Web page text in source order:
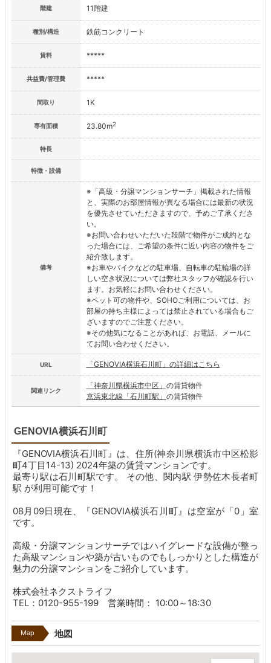
階建 11階建
種別/構造 鉄筋コンクリート
賃料 *****
共益費/管理費 *****
間取り 1K
専有面積 23.80m2
特長
特徴・設備
備考
※「高級・分譲マンションサーチ」掲載された情報
と、実際のお部屋情報が異なる場合には最新の状況
を優先させていただきますので、予めご了承くださ
い。
※お問い合わせいただいた段階で物件がご成約とな
った場合には、ご希望の条件に近い内容の物件をご
紹介致します。
※お車やバイクなどの駐車場、自転車の駐輪場の詳
しい空き状況については弊社スタッフが確認を行い
ます。お気軽にお問い合わせください。
※ペット可の物件や、SOHOご利用については、お
部屋の持ち主様によっては禁止されている場合もご
ざいますのでご注意ください。
※その他気になることがあれば、お電話、メールに
てお問い合わせください。
URL 「GENOVIA横浜石川町」の詳細はこちら
関連リンク
「神奈川県横浜市中区」 の賃貸物件
京浜東北線「石川町駅」 の賃貸物件
GENOVIA横浜石川町
『GENOVIA横浜石川町』は、住所(神奈川県横浜市中区松影
町4丁目14-13) 2024年築の賃貸マンションです。
最寄り駅は石川町駅です。 その他、関内駅 伊勢佐木長者町
駅 が利用可能です！
08月09日現在、『GENOVIA横浜石川町』は空室が「0」室
です。
高級・分譲マンションサーチではハイグレードな設備が整っ
た高級マンションや築が古いものでもしっかりとした構造が
魅力の分譲マンションをご紹介しています。
株式会社ネクストライフ
TEL：0120-955-199 営業時間： 10:00～18:30
Map 地図